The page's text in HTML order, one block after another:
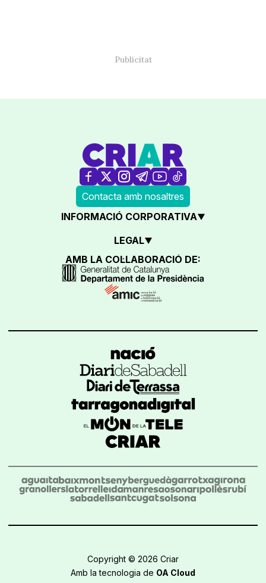
Contacta amb nosaltres
INFORMACIÓ CORPORATIVA
LEGAL
AMB LA COL·LABORACIÓ DE:
Copyright © 2026 Criar
Amb la tecnologia de OA Cloud